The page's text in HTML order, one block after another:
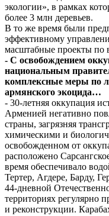
экологии», в рамках
более 3 млн деревьев.
В то же время были
эффективному
масштабные проекты по
- С освобождением
национальным
комплексные меры по
армянского экоцида…
- 30-летняя оккупация
Арменией негативно
страны, загрязняя
химическими и
освобожденном от
расположено
время обеспечивало
Тертер, Агдере, Барду,
44-дневной
территориях регулярно
и реконструкции.